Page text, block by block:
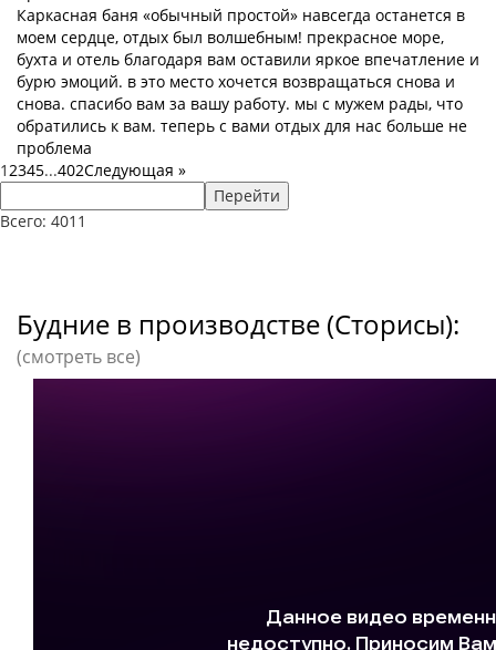
Каркасная баня «обычный простой» навсегда останется в
моем сердце, отдых был волшебным! прекрасное море,
бухта и отель благодаря вам оставили яркое впечатление и
бурю эмоций. в это место хочется возвращаться снова и
снова. спасибо вам за вашу работу. мы с мужем рады, что
обратились к вам. теперь с вами отдых для нас больше не
проблема
12345...402Следующая »
Перейти
Всего: 4011
Будние в производстве (Сторисы):
(смотреть все)